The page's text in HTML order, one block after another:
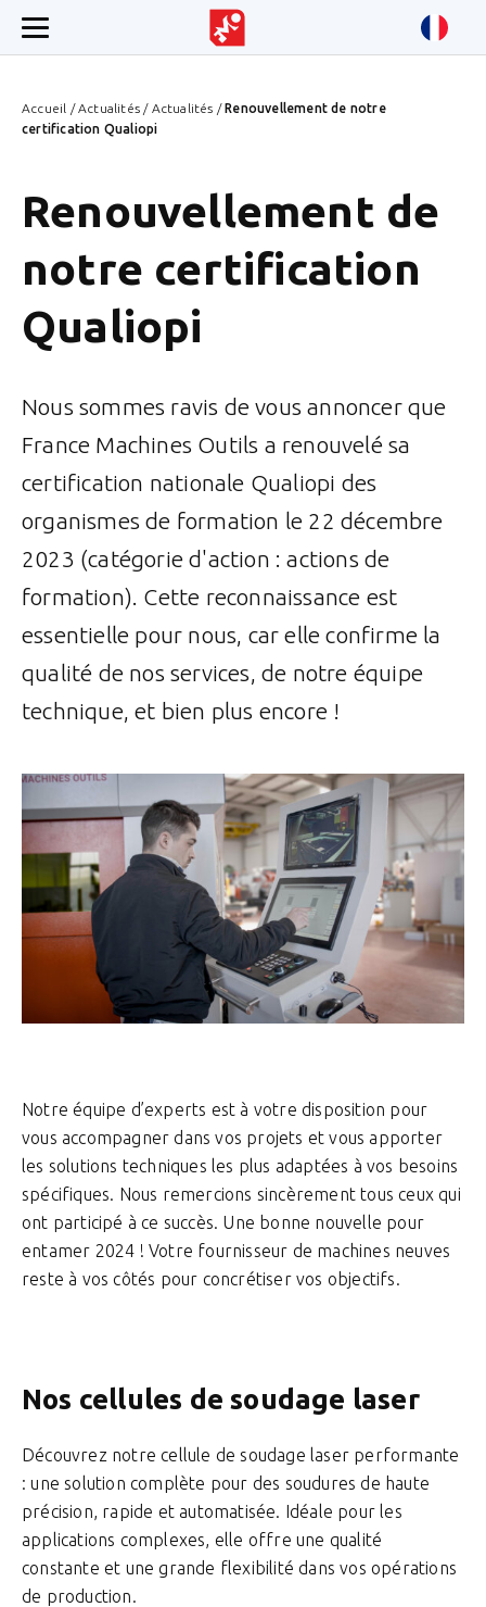
Accueil /Actualités / Actualités /Renouvellement de notre
certification Qualiopi
Renouvellement de
notre certification
Qualiopi
Nous sommes ravis de vous annoncer que
France Machines Outils a renouvelé sa
certification nationale Qualiopi des
organismes de formation le 22 décembre
2023 (catégorie d'action : actions de
formation). Cette reconnaissance est
essentielle pour nous, car elle confirme la
qualité de nos services, de notre équipe
technique, et bien plus encore !
Notre équipe d’experts est à votre disposition pour
vous accompagner dans vos projets et vous apporter
les solutions techniques les plus adaptées à vos besoins
spécifiques. Nous remercions sincèrement tous ceux qui
ont participé à ce succès. Une bonne nouvelle pour
entamer 2024 ! Votre fournisseur de machines neuves
reste à vos côtés pour concrétiser vos objectifs.
Nos cellules de soudage laser
Découvrez notre cellule de soudage laser performante
: une solution complète pour des soudures de haute
précision, rapide et automatisée. Idéale pour les
applications complexes, elle offre une qualité
constante et une grande flexibilité dans vos opérations
de production.